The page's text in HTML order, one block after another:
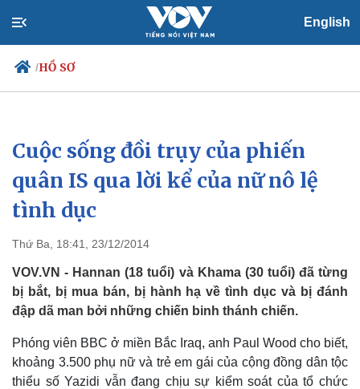
English
/HỒ SƠ
Chính trị
Đảng
Tổ chức nhân sự
Quốc hội
Nhận diện sự thật
Xã hội
Tin 24h
Dự báo thời tiết
Cuộc sống đồi trụy của phiến
quân IS qua lời kể của nữ nô lệ
tình dục
Thứ Ba, 18:41, 23/12/2014
VOV.VN - Hannan (18 tuổi) và Khama (30 tuổi) đã từng
bị bắt, bị mua bán, bị hành hạ về tình dục và bị đánh
đập dã man bởi những chiến binh thánh chiến.
Phóng viên BBC ở miền Bắc Iraq, anh Paul Wood cho biết,
khoảng 3.500 phụ nữ và trẻ em gái của cộng đồng dân tộc
thiểu số Yazidi vẫn đang chịu sự kiểm soát của tổ chức